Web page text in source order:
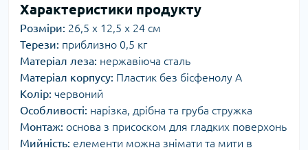
Характеристики продукту
Розміри: 26,5 x 12,5 x 24 см
Терези: приблизно 0,5 кг
Матеріал леза: нержавіюча сталь
Матеріал корпусу: Пластик без бісфенолу А
Колір: червоний
Особливості: нарізка, дрібна та груба стружка
Монтаж: основа з присоском для гладких поверхонь
Мийність: елементи можна знімати та мити в